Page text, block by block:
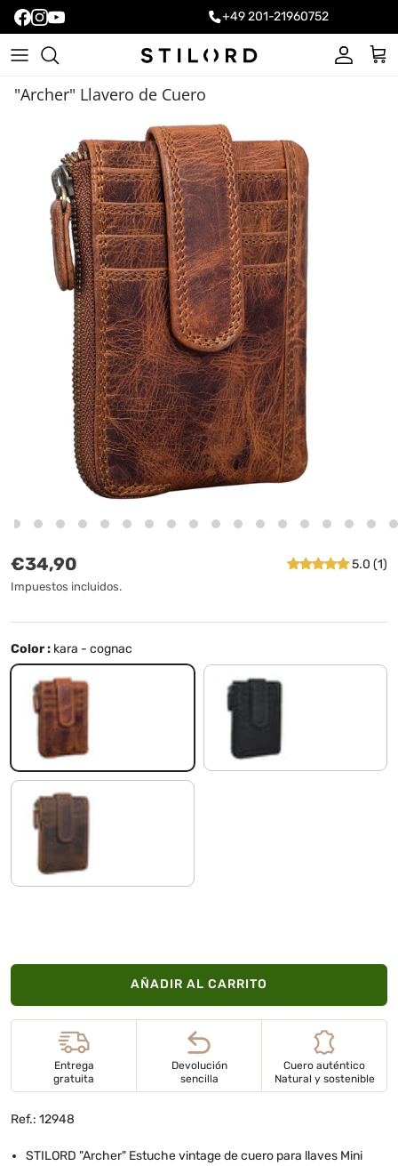
+49 201-21960752
Cuenta
"Archer" Llavero de Cuero
Precio normal
€34,90
Impuestos incluidos.
5.0 (1)
Color : kara - cognac
kara - cognac
marrón - medio
AÑADIR AL CARRITO
Entrega
gratuita
Devolución
sencilla
Cuero auténtico
Natural y sostenible
Ref.: 12948
STILORD "Archer" Estuche vintage de cuero para llaves Mini